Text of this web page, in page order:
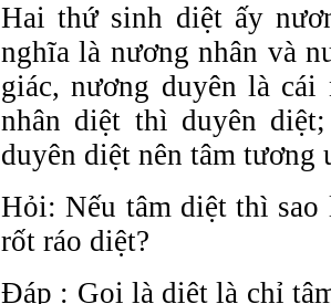
Hai thứ sinh diệt ấy
nghĩa là nương nhân và
giác, nương duyên là
nhân diệt thì duyên
duyên diệt nên tâm tương
Hỏi: Nếu tâm diệt thì
rốt ráo diệt?
Đáp : Gọi là diệt là chỉ